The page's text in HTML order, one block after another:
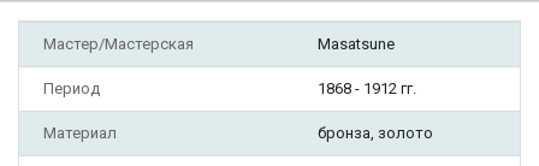
Мастер/Мастерская Masatsune
Период 1868 - 1912 гг.
Материал бронза, золото